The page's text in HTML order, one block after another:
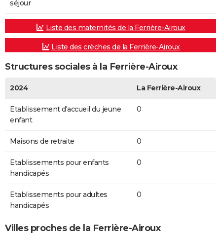
séjour
Liste des maternités de la Ferrière-Airoux
Liste des crèches de la Ferrière-Airoux
Structures sociales à la Ferrière-Airoux
2024 La Ferrière-Airoux
Etablissement d'accueil du jeune
enfant
0
Maisons de retraite 0
Etablissements pour enfants
handicapés
0
Etablissements pour adultes
handicapés
0
Villes proches de la Ferrière-Airoux